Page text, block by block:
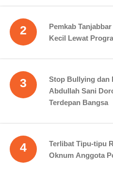
2
Pemkab
Kecil Lewat
3
Stop Bullying dan
Abdullah Sani
Terdepan Bangsa
4
Terlibat Tipu-tipu
Oknum Anggota